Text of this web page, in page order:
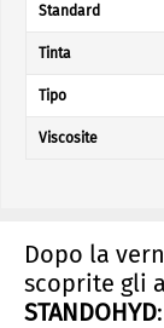
Standard
Tinta
Tipo
Viscosite
Dopo la
scoprite gli
STANDOHYD: